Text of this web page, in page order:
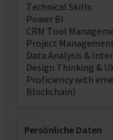
Technical Skills:
Power BI
CRM Tool
Project
Data Analysis &
Design Thinking &
Proficiency with
Blockchain)
Persönliche Daten